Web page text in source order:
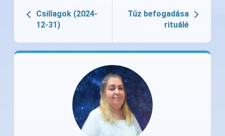
Csillagok (2024-
12-31)
Tűz befogadása
rituálé